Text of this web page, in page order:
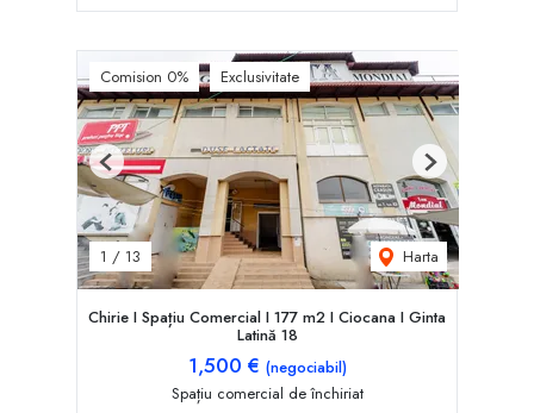
Comision 0% Exclusivitate
1 / 13 Harta
Previous Next
Chirie I Spațiu Comercial I 177 m2 I Ciocana I Ginta
Latină 18
1,500 € (negociabil)
Spațiu comercial de închiriat